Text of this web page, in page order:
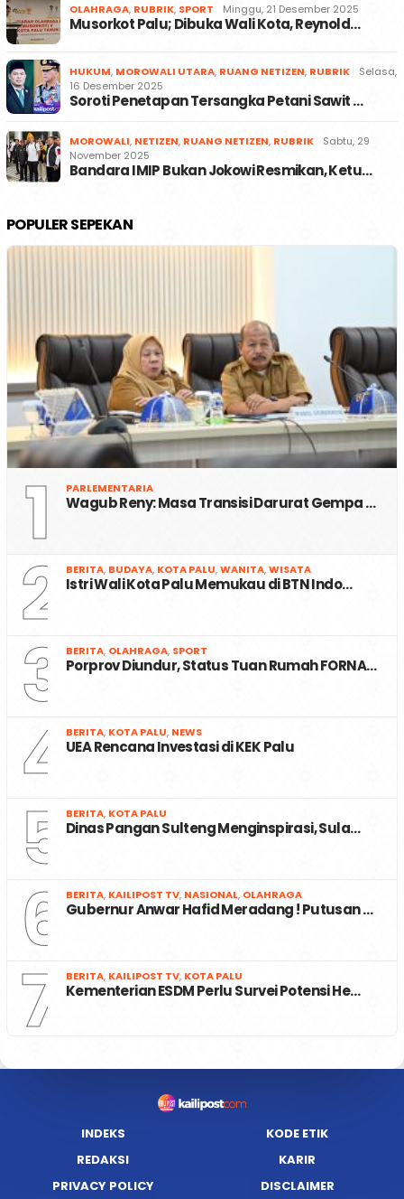
OLAHRAGA, RUBRIK, SPORT Minggu, 21 Desember 2025
Musorkot Palu; Dibuka Wali Kota, Reynold…
HUKUM, MOROWALI UTARA, RUANG NETIZEN, RUBRIK
Selasa,
16 Desember 2025
Soroti Penetapan Tersangka Petani Sawit …
MOROWALI, NETIZEN, RUANG NETIZEN, RUBRIK
Sabtu, 29
November 2025
Bandara IMIP Bukan Jokowi Resmikan, Ketu…
POPULER SEPEKAN
1 PARLEMENTARIA
Wagub Reny: Masa Transisi Darurat Gempa …
2 BERITA, BUDAYA, KOTA PALU,WANITA,WISATA
Istri Wali Kota Palu Memukau di BTN Indo…
3 BERITA, OLAHRAGA, SPORT
Porprov Diundur, Status Tuan Rumah FORNA…
4 BERITA, KOTA PALU, NEWS
UEA Rencana Investasi di KEK Palu
5 BERITA, KOTA PALU
Dinas Pangan Sulteng Menginspirasi, Sula…
6 BERITA, KAILIPOST TV, NASIONAL, OLAHRAGA
Gubernur Anwar Hafid Meradang ! Putusan …
7 BERITA, KAILIPOST TV, KOTA PALU
Kementerian ESDM Perlu Survei Potensi He…
INDEKS
KODE ETIK
REDAKSI
KARIR
PRIVACY POLICY
DISCLAIMER